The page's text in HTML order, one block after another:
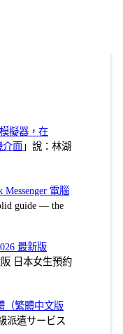
擬器，在
介面 」說：林湖
Messenger 電腦
guide — the
最新版
日本女生預約
（繁體中文版
派遣サービス